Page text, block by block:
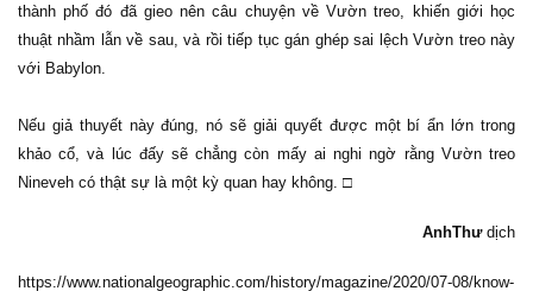
thành phố đó đã gieo nên câu chuyện về Vườn treo, khiến giới học
thuật nhầm lẫn về sau, và rồi tiếp tục gán ghép sai lệch Vườn treo này
với Babylon.
Nếu giả thuyết này đúng, nó sẽ giải quyết được một bí ẩn lớn trong
khảo cổ, và lúc đấy sẽ chẳng còn mấy ai nghi ngờ rằng Vườn treo
Nineveh có thật sự là một kỳ quan hay không. □
AnhThưdịch
https://www.nationalgeographic.com/history/magazine/2020/07-08/know-